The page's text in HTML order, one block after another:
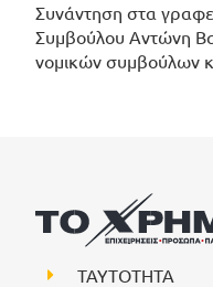
Συνάντηση στα
Συμβούλου Αντώνη
νομικών συμβούλων
ΤΑΥΤΟΤΗΤΑ